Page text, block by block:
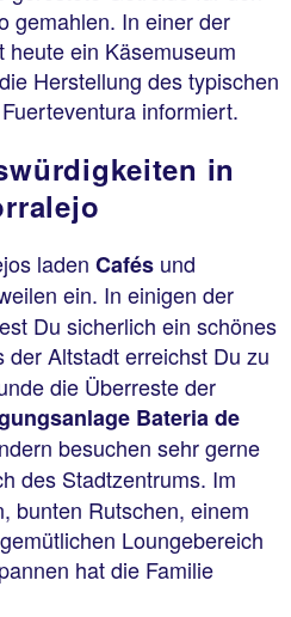
gemahlen. In einer der
heute ein Käsemuseum
Herstellung des typischen
informiert.
in
laden Cafés und
ein. In einigen der
Du sicherlich ein schönes
der Altstadt erreichst Du zu
die Überreste der
Bateria de
besuchen sehr gerne
des Stadtzentrums. Im
bunten Rutschen, einem
Loungebereich
hat die Familie